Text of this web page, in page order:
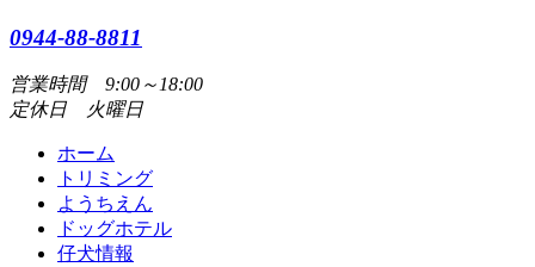
0944-88-8811
営業時間 9:00～18:00
定休日 火曜日
ホーム
トリミング
ようちえん
ドッグホテル
仔犬情報